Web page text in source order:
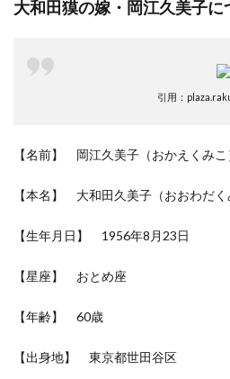
大和田獏の嫁・岡江久美子に
引用：
【名前】 岡江久美子（おかえくみこ
【本名】 大和田久美子（おおわだく
【生年月日】 1956年8月23日
【星座】 おとめ座
【年齢】 60歳
【出身地】 東京都世田谷区